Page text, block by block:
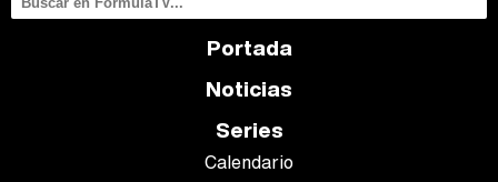
Portada
Noticias
Series
Calendario